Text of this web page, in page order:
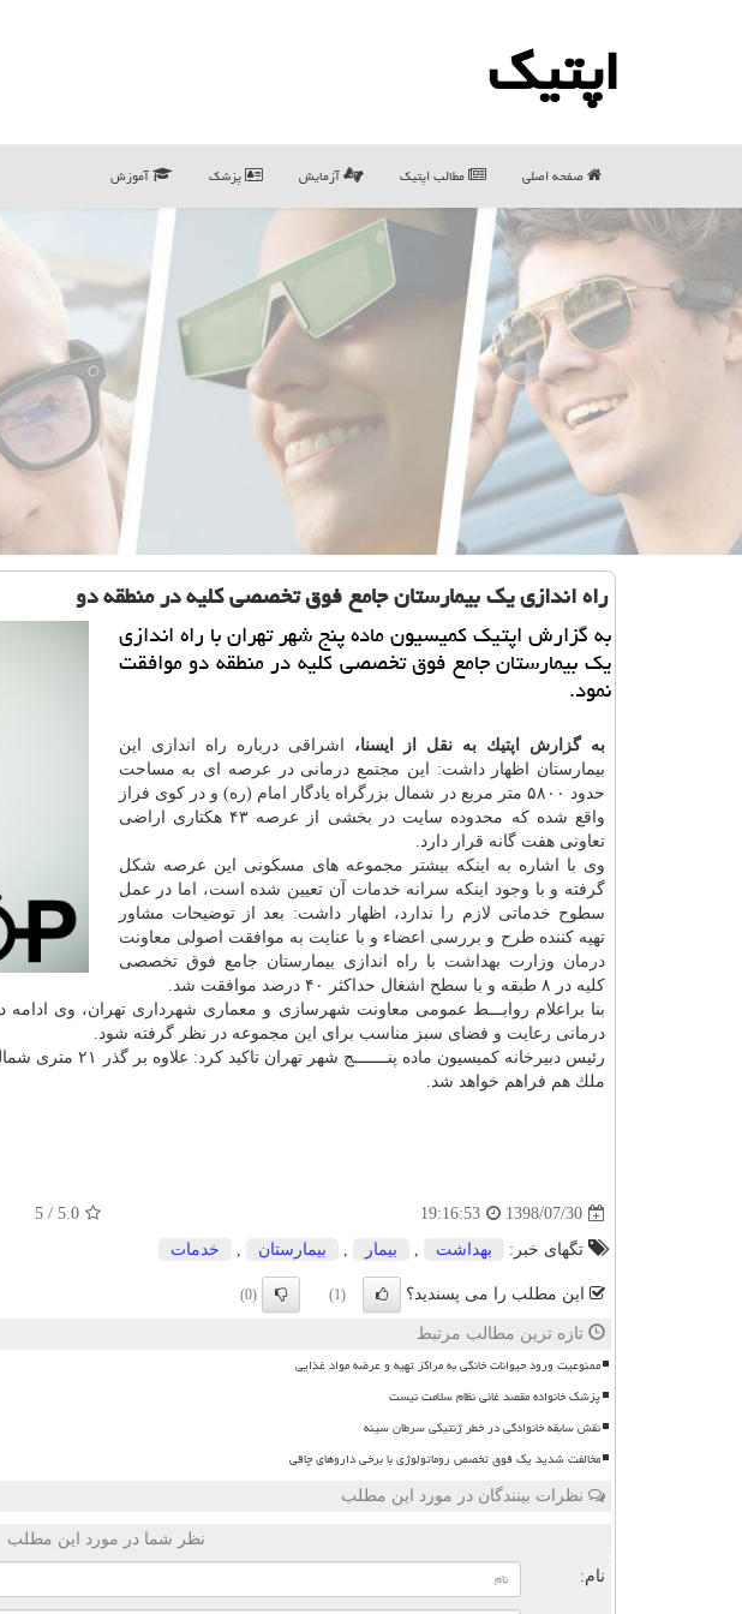
اپتیك
صفحه اصلی مطالب اپتیك آزمایش پزشک آموزش
راه اندازی یك بیمارستان جامع فوق تخصصی كلیه در منطقه دو
به گزارش اپتیك كمیسیون ماده پنج شهر تهران با راه اندازی
یك بیمارستان جامع فوق تخصصی كلیه در منطقه دو موافقت
نمود.
به گزارش اپتیك به نقل از ایسنا، اشراقی درباره راه اندازی این
بیمارستان اظهار داشت: این مجتمع درمانی در عرصه ای به مساحت
حدود ۵۸۰۰ متر مربع در شمال بزرگراه یادگار امام (ره) و در كوی فراز
واقع شده كه محدوده سایت در بخشی از عرصه ۴۳ هكتاری اراضی
تعاونی هفت گانه قرار دارد.
وی با اشاره به اینكه بیشتر مجموعه های مسكونی این عرصه شكل
گرفته و با وجود اینكه سرانه خدمات آن تعیین شده است، اما در عمل
سطوح خدماتی لازم را ندارد، اظهار داشت: بعد از توضیحات مشاور
تهیه كننده طرح و بررسی اعضاء و با عنایت به موافقت اصولی معاونت
درمان وزارت بهداشت با راه اندازی بیمارستان جامع فوق تخصصی
كلیه در ۸ طبقه و با سطح اشغال حداكثر ۴۰ درصد موافقت شد.
بنا براعلام روابـــط عمومی معاونت شهرسازی و معماری شهرداری تهران، وی
درمانی رعایت و فضای سبز مناسب برای این مجموعه در نظر گرفته شود.
رئیس دبیرخانه
ملك هم فراهم خواهد شد.
1398/07/30
19:16:53
5.0
/
5
تگهای خبر: بهداشت , بیمار , بیمارستان , خدمات
این مطلب را می پسندید؟ (1)
(0)
تازه ترین مطالب مرتبط
ممنوعیت ورود حیوانات خانگی به مراکز تهیه و عرضه مواد غذایی
پزشک خانواده مقصد غائی نظام سلامت نیست
نقش سابقه خانوادگی در خطر ژنتیکی سرطان سینه
مخالفت شدید یک فوق تخصص روماتولوژی با برخی داروهای چاقی
نظرات بینندگان در مورد این مطلب
نظر شما در مورد این مطلب
نام: